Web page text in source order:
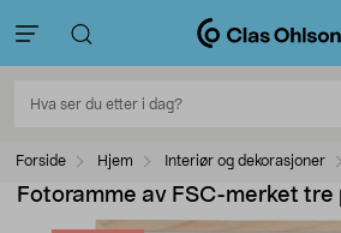
Forside Hjem Interiør og dekorasjoner
Fotoramme av FSC-merket